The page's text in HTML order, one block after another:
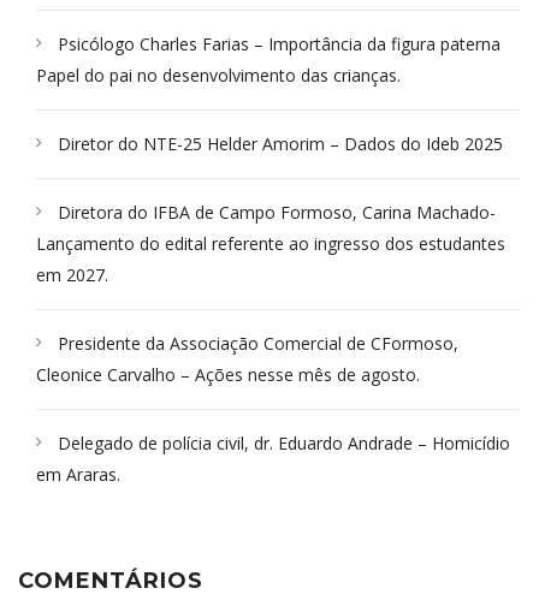
Psicólogo Charles Farias – Importância da figura paterna
Papel do pai no desenvolvimento das crianças.
Diretor do NTE-25 Helder Amorim – Dados do Ideb 2025
Diretora do IFBA de Campo Formoso, Carina Machado-
Lançamento do edital referente ao ingresso dos estudantes
em 2027.
Presidente da Associação Comercial de CFormoso,
Cleonice Carvalho – Ações nesse mês de agosto.
Delegado de polícia civil, dr. Eduardo Andrade – Homicídio
em Araras.
COMENTÁRIOS